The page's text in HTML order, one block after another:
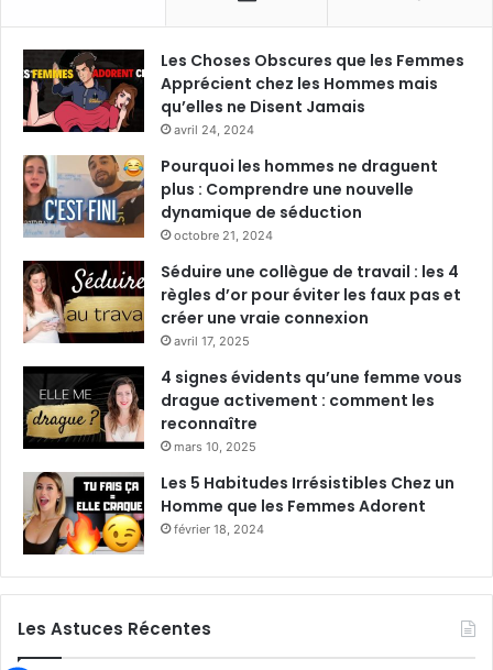
Les Choses Obscures que les Femmes
Apprécient chez les Hommes mais
qu’elles ne Disent Jamais
avril 24, 2024
Pourquoi les hommes ne draguent
plus : Comprendre une nouvelle
dynamique de séduction
octobre 21, 2024
Séduire une collègue de travail : les 4
règles d’or pour éviter les faux pas et
créer une vraie connexion
avril 17, 2025
4 signes évidents qu’une femme vous
drague activement : comment les
reconnaître
mars 10, 2025
Les 5 Habitudes Irrésistibles Chez un
Homme que les Femmes Adorent
février 18, 2024
Les Astuces Récentes